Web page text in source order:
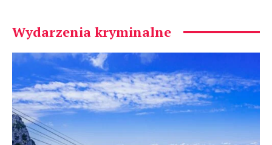
Wydarzenia kryminalne